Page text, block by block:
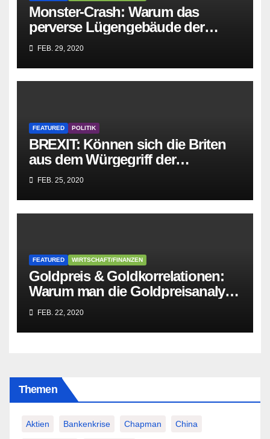
Monster-Crash: Warum das
perverse Lügengebäude der
Sozialisten in sich
zusammenbricht!
FEB. 29, 2020
FEATURED POLITIK
BREXIT: Können sich die Briten
aus dem Würgegriff der
parasitären EU-Mafia befreien?
FEB. 25, 2020
FEATURED WIRTSCHAFT/FINANZEN
Goldpreis & Goldkorrelationen:
Warum man die Goldpreisanalyse
besser Profis überlässt!
FEB. 22, 2020
Themen
Aktien Bankenkrise Chapman China